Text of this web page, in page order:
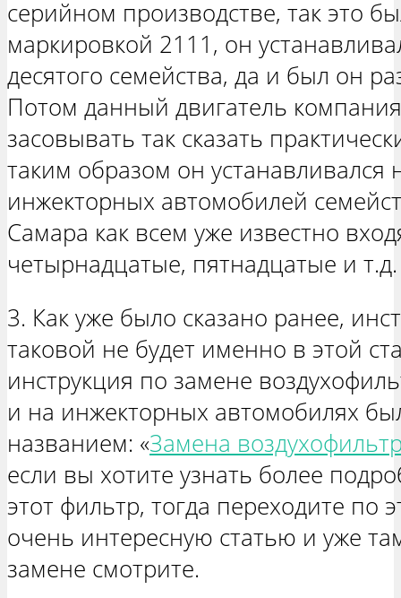
серийном производстве, так это
маркировкой 2111, он
десятого семейства, да и был он
Потом данный двигатель
засовывать так сказать
таким образом он устанавливался
инжекторных автомобилей
Самара как всем уже известно
четырнадцатые, пятнадцатые и т.д.
3. Как уже было сказано ранее,
таковой не будет именно в этой
инструкция по замене
и на инжекторных автомобилях
названием: «Замена
если вы хотите узнать более
этот фильтр, тогда переходите по
очень интересную статью и уже
замене смотрите.